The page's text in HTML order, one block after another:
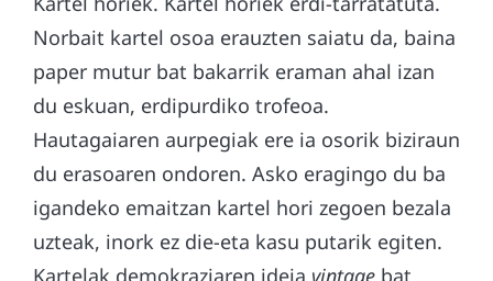
Norbait kartel osoa erauzten saiatu da, baina
paper mutur bat bakarrik eraman ahal izan
du eskuan, erdipurdiko trofeoa.
Hautagaiaren aurpegiak ere ia osorik biziraun
du erasoaren ondoren. Asko eragingo du ba
igandeko emaitzan kartel hori zegoen bezala
uzteak, inork ez die-eta kasu putarik egiten.
Kartelak demokraziaren ideia vintage bat